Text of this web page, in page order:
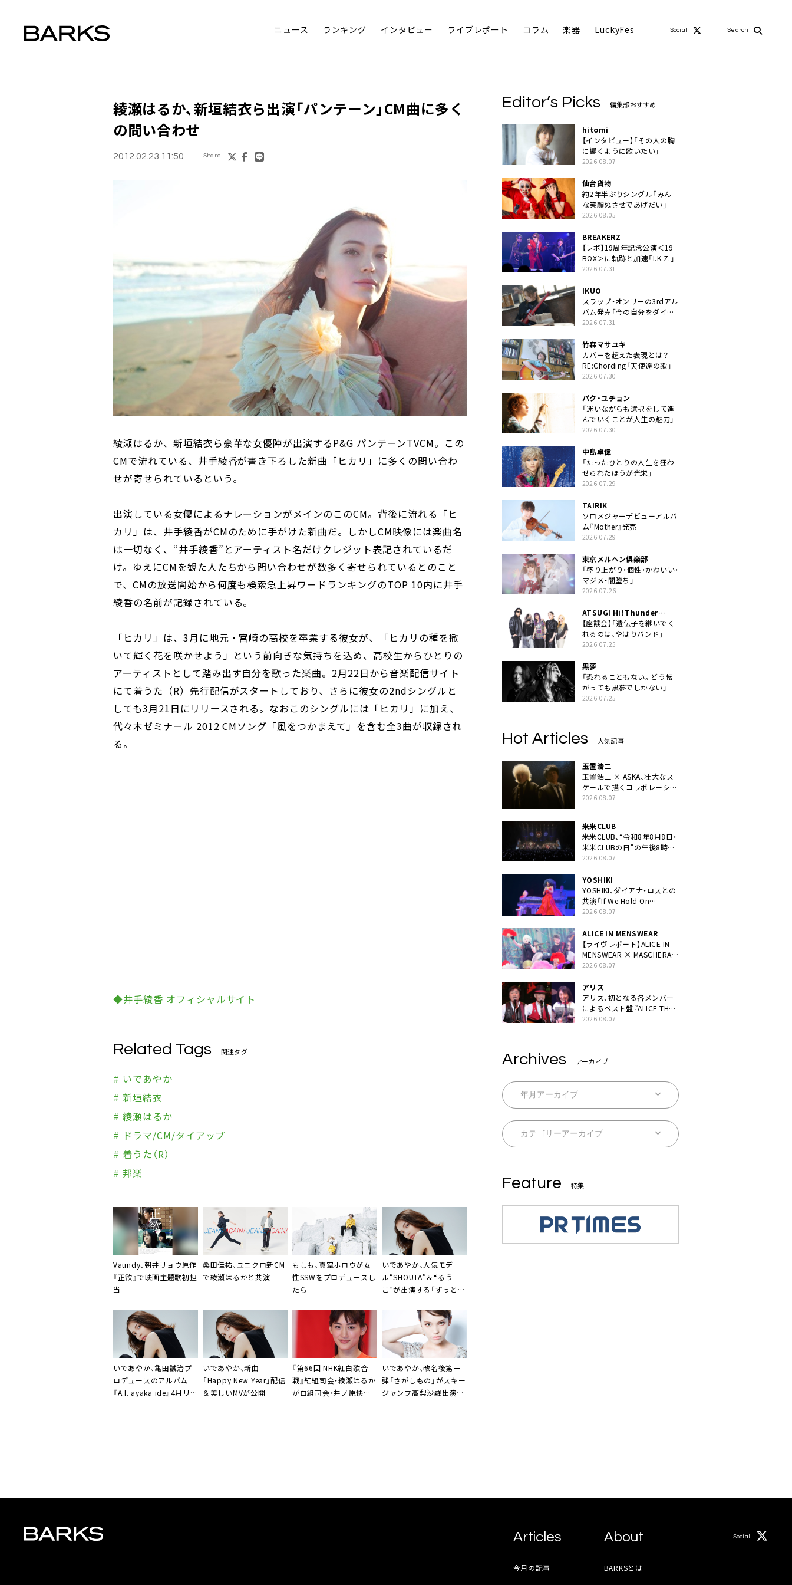
ニュース ランキング インタビュー ライブレポート コラム 楽器 LuckyFes Social Search
綾瀬はるか、新垣結衣ら出演「パンテーン」CM曲に多く
の問い合わせ
2012.02.23 11:50 Share
綾瀬はるか、新垣結衣ら豪華な女優陣が出演するP&G パンテーンTVCM。この
CMで流れている、井手綾香が書き下ろした新曲「ヒカリ」に多くの問い合わ
せが寄せられているという。
出演している女優によるナレーションがメインのこのCM。背後に流れる「ヒ
カリ」は、井手綾香がCMのために手がけた新曲だ。しかしCM映像には楽曲名
は一切なく、“井手綾香”とアーティスト名だけクレジット表記されているだ
け。ゆえにCMを観た人たちから問い合わせが数多く寄せられているとのこと
で、CMの放送開始から何度も検索急上昇ワードランキングのTOP 10内に井手
綾香の名前が記録されている。
「ヒカリ」は、3月に地元・宮崎の高校を卒業する彼女が、「ヒカリの種を撒
いて輝く花を咲かせよう」という前向きな気持ちを込め、高校生からひとりの
アーティストとして踏み出す自分を歌った楽曲。2月22日から音楽配信サイト
にて着うた（R）先行配信がスタートしており、さらに彼女の2ndシングルと
しても3月21日にリリースされる。なおこのシングルには「ヒカリ」に加え、
代々木ゼミナール 2012 CMソング「風をつかまえて」を含む全3曲が収録され
る。
◆井手綾香 オフィシャルサイト
Related Tags 関連タグ
# いであやか
# 新垣結衣
# 綾瀬はるか
# ドラマ/CM/タイアップ
# 着うた（R）
# 邦楽
Vaundy、朝井リョウ原作
『正欲』で映画主題歌初担
当
桑田佳祐、ユニクロ新CM
で綾瀬はるかと共演
もしも、真空ホロウが女
性SSWをプロデュースし
たら
いであやか、人気モデ
ル“SHOUTA”＆“るう
こ”が出演する「ずっと」
いであやか、亀田誠治プ
ロデュースのアルバム
『A.I. ayaka ide』4月リリ
いであやか、新曲
「Happy New Year」配信
＆美しいMVが公開
『第66回 NHK紅白歌合
戦』紅組司会・綾瀬はるか
が白組司会・井ノ原快彦
いであやか、改名後第一
弾「さがしもの」がスキー
ジャンプ高梨沙羅出演ク
Editor’s Picks 編集部おすすめ
hitomi
【インタビュー】「その人の胸
に響くように歌いたい」
2026.08.07
仙台貨物
約2年半ぶりシングル「みん
な笑顔ぬさせであげだい」
2026.08.05
BREAKERZ
【レポ】19周年記念公演＜19
BOX＞に軌跡と加速「I.K.Z.」
2026.07.31
IKUO
スラップ・オンリーの3rdアル
バム発売「今の自分をダイレ
クトに」
2026.07.31
竹森マサユキ
カバーを超えた表現とは？
RE:Chording「天使達の歌」
2026.07.30
パク・ユチョン
「迷いながらも選択をして進
んでいくことが人生の魅力」
2026.07.30
中島卓偉
「たったひとりの人生を狂わ
せられたほうが光栄」
2026.07.29
TAIRIK
ソロメジャーデビューアルバ
ム『Mother』発売
2026.07.29
東京メルヘン倶楽部
「盛り上がり・個性・かわいい・
マジメ・闇堕ち」
2026.07.26
ATSUGI Hi！Thunder
Rock Festival
【座談会】「遺伝子を継いでく
れるのは、やはりバンド」
2026.07.25
黒夢
「恐れることもない。どう転
がっても黒夢でしかない」
2026.07.25
Hot Articles 人気記事
玉置浩二
玉置浩二 × ASKA、壮大なス
ケールで描くコラボレーショ
ン曲「音銀河」リリース決定。
2026.08.07
米米CLUB
米米CLUB、“令和8年8月8日・
米米CLUBの日”の午後8時に
40周年ライブより「FANtachy
2026.08.07
YOSHIKI
YOSHIKI、ダイアナ・ロスとの
共演「If We Hold On
Together」ライブ映像公開
2026.08.07
ALICE IN MENSWEAR
【ライヴレポート】ALICE IN
MENSWEAR × MASCHERA、
ツーマン＜Masquerade in
華共演と14年ぶり帰還「数奇
な運命を感じます」
2026.08.07
アリス
アリス、初となる各メンバー
によるベスト盤『ALICE THE
BEST “TORILOGY”』リリー
2026.08.07
Archives アーカイブ
Feature 特集
Articles
今月の記事
About
BARKSとは
Social